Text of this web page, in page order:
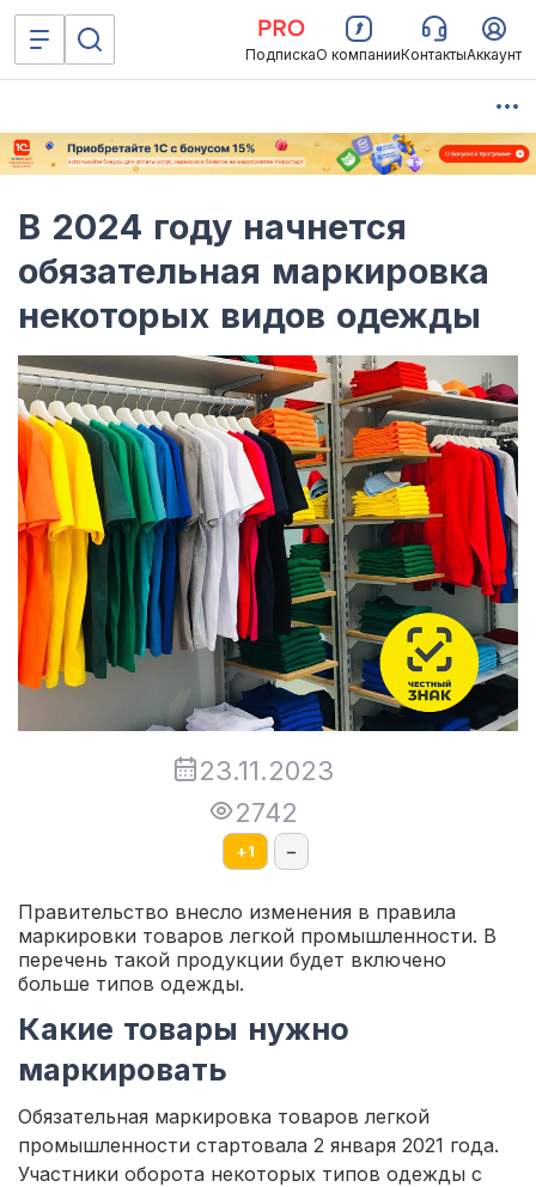
ПодпискаО компанииКонтактыАккаунт
В 2024 году начнется
обязательная маркировка
некоторых видов одежды
23.11.2023
2742
+1 –
Правительство внесло изменения в правила
маркировки товаров легкой промышленности. В
перечень такой продукции будет включено
больше типов одежды.
Какие товары нужно
маркировать
Обязательная маркировка товаров легкой
промышленности стартовала 2 января 2021 года.
Участники оборота некоторых типов одежды с